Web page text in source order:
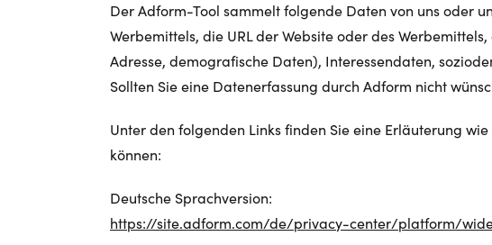
Der Adform-Tool sammelt folgende Daten von uns oder
Werbemittels, die URL der Website oder des
Adresse, demografische Daten), Interessendaten,
Sollten Sie eine Datenerfassung durch Adform nicht
Unter den folgenden Links finden Sie eine Erläuterung
können:
Deutsche Sprachversion:
https://site.adform.com/de/privacy-center/platform/